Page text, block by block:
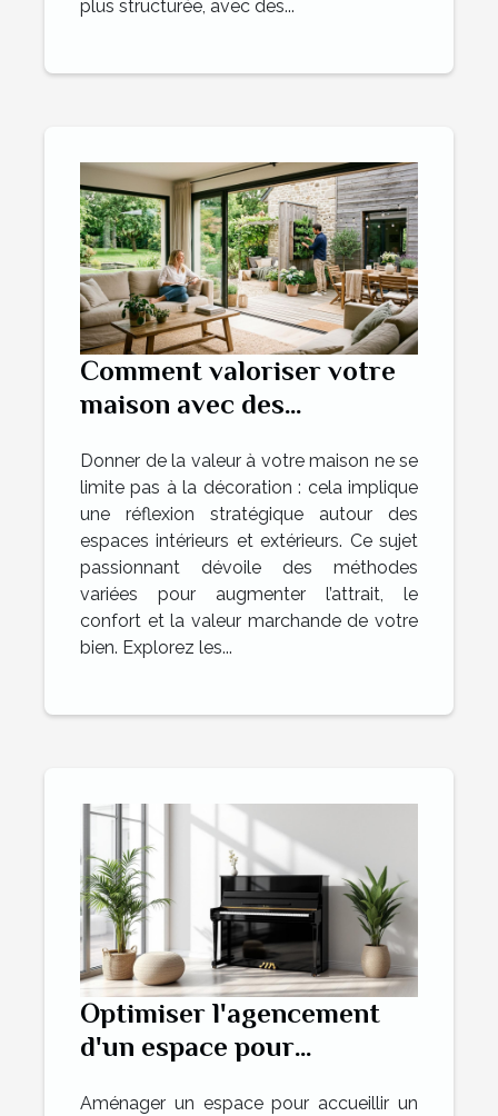
plus structurée, avec des...
Comment valoriser votre
maison avec des
et extérieurs ?
Donner de la valeur à votre maison ne se
limite pas à la décoration : cela implique
une réflexion stratégique autour des
espaces intérieurs et extérieurs. Ce sujet
passionnant dévoile des méthodes
variées pour augmenter l’attrait, le
confort et la valeur marchande de votre
bien. Explorez les...
Optimiser l'agencement
d'un espace pour
Aménager un espace pour accueillir un